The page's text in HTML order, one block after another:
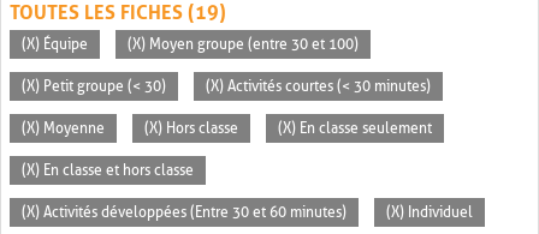
TOUTES LES FICHES (19)
(X) Équipe (X) Moyen groupe (entre 30 et 100)
(X) Petit groupe (< 30) (X) Activités courtes (< 30 minutes)
(X) Moyenne (X) Hors classe (X) En classe seulement
(X) En classe et hors classe
(X) Activités développées (Entre 30 et 60 minutes) (X) Individuel